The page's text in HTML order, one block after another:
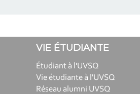
VIE ÉTUDIANTE
Étudiant à l'UVSQ
Vie étudiante à l'UVSQ
Réseau alumni UVSQ